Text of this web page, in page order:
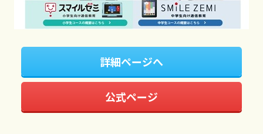
詳細ページへ
公式ページ